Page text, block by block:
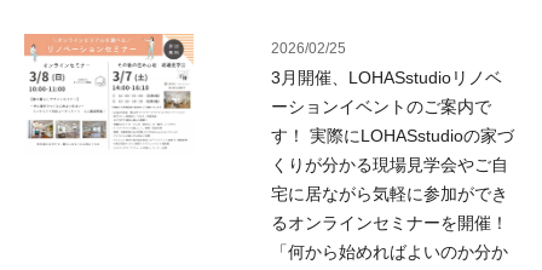
2026/02/25
3月開催、LOHASstudioリノベ
ーションイベントのご案内で
す！ 実際にLOHASstudioの家づ
くりが分かる現場見学会やご自
宅に居ながら気軽に参加ができ
るオンラインセミナーを開催！
「何から始めればよいのか分か